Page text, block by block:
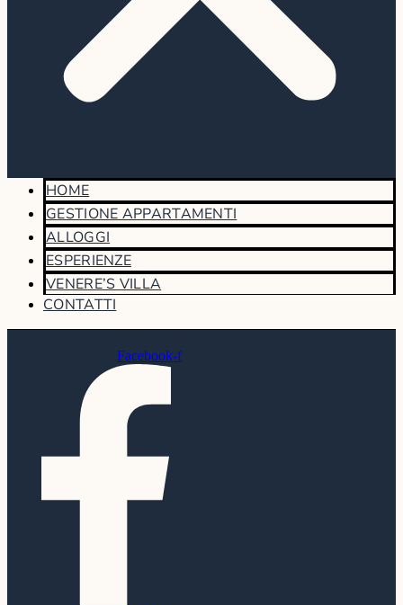
HOME
GESTIONE APPARTAMENTI
ALLOGGI
ESPERIENZE
VENERE’S VILLA
CONTATTI
Facebook-f